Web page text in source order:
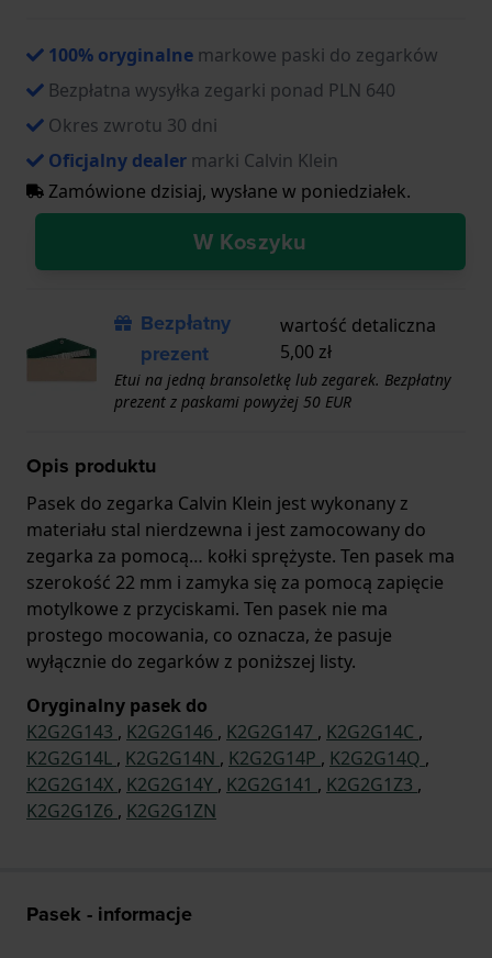
100% oryginalne markowe paski do zegarków
Bezpłatna wysyłka zegarki ponad PLN 640
Okres zwrotu 30 dni
Oficjalny dealer marki Calvin Klein
Zamówione dzisiaj, wysłane w poniedziałek.
W Koszyku
Bezpłatny
prezent
wartość detaliczna
5,00 zł
Etui na jedną bransoletkę lub zegarek. Bezpłatny
prezent z paskami powyżej 50 EUR
Opis produktu
Pasek do zegarka Calvin Klein jest wykonany z
materiału stal nierdzewna i jest zamocowany do
zegarka za pomocą… kołki sprężyste. Ten pasek ma
szerokość 22 mm i zamyka się za pomocą zapięcie
motylkowe z przyciskami. Ten pasek nie ma
prostego mocowania, co oznacza, że pasuje
wyłącznie do zegarków z poniższej listy.
Oryginalny pasek do
K2G2G143 , K2G2G146 , K2G2G147 , K2G2G14C ,
K2G2G14L , K2G2G14N , K2G2G14P , K2G2G14Q ,
K2G2G14X , K2G2G14Y , K2G2G141 , K2G2G1Z3 ,
K2G2G1Z6 , K2G2G1ZN
Pasek - informacje